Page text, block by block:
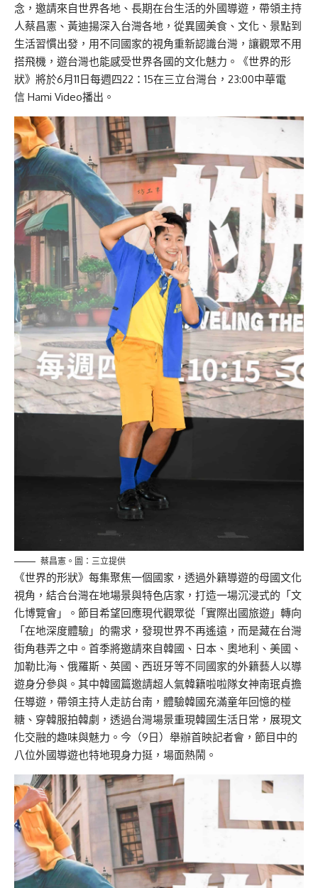
念，邀請來自世界各地、長期在台生活的外國導遊，帶領主持
人蔡昌憲、黃迪揚深入台灣各地，從異國美食、文化、景點到
生活習慣出發，用不同國家的視角重新認識台灣，讓觀眾不用
搭飛機，遊台灣也能感受世界各國的文化魅力。《世界的形
狀》將於6月11日每週四22：15在三立台灣台，23:00中華電
信 Hami Video播出。
蔡昌憲。圖：三立提供
《世界的形狀》每集聚焦一個國家，透過外籍導遊的母國文化
視角，結合台灣在地場景與特色店家，打造一場沉浸式的「文
化博覽會」。節目希望回應現代觀眾從「實際出國旅遊」轉向
「在地深度體驗」的需求，發現世界不再遙遠，而是藏在台灣
街角巷弄之中。首季將邀請來自韓國、日本、奧地利、美國、
加勒比海、俄羅斯、英國、西班牙等不同國家的外籍藝人以導
遊身分參與。其中韓國篇邀請超人氣韓籍啦啦隊女神南珉貞擔
任導遊，帶領主持人走訪台南，體驗韓國充滿童年回憶的椪
糖、穿韓服拍韓劇，透過台灣場景重現韓國生活日常，展現文
化交融的趣味與魅力。今（9日）舉辦首映記者會，節目中的
八位外國導遊也特地現身力挺，場面熱鬧。